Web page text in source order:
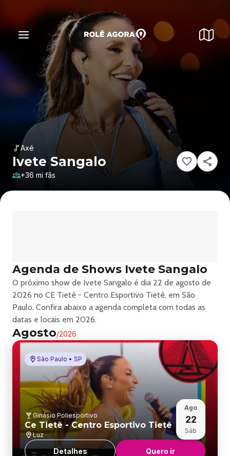
Axé
Ivete Sangalo
+36 mi fãs
Agenda de Shows Ivete Sangalo
O próximo show de Ivete Sangalo é dia 22 de agosto de
2026 no CE Tietê - Centro Esportivo Tietê, em São
Paulo. Confira abaixo a agenda completa com todas as
datas e locais em 2026.
Agosto/2026
São Paulo • SP
Ginásio Poliesportivo
Ce Tietê - Centro Esportivo Tietê
Luz
Ago
22
Sáb
Detalhes Quero ir